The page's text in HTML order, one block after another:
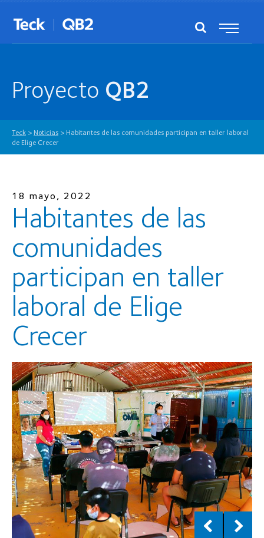
Proyecto QB2
Teck > Noticias > Habitantes de las comunidades participan en taller laboral
de Elige Crecer
18 mayo, 2022
Habitantes de las
comunidades
participan en taller
laboral de Elige
Crecer